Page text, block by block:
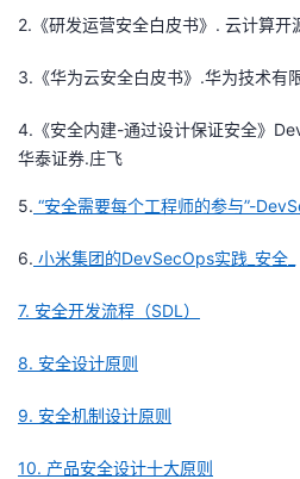
2.《研发运营安全白皮书》. 云计算开
3.《华为云安全白皮书》.华为技术有
4.《安全内建-通过设计保证安全》
华泰证券.庄飞
5. “安全需要每个工程师的参与”-
6. 小米集团的DevSecOps实践_安全_
7. 安全开发流程（SDL）
8. 安全设计原则
9. 安全机制设计原则
10. 产品安全设计十大原则